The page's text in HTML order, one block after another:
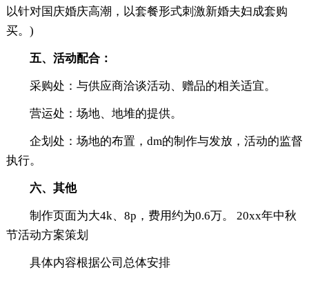
以针对国庆婚庆高潮，以套餐形式刺激新婚夫妇成套购
买。)
五、活动配合：
采购处：与供应商洽谈活动、赠品的相关适宜。
营运处：场地、地堆的提供。
企划处：场地的布置，dm的制作与发放，活动的监督
执行。
六、其他
制作页面为大4k、8p，费用约为0.6万。 20xx年中秋
节活动方案策划
具体内容根据公司总体安排